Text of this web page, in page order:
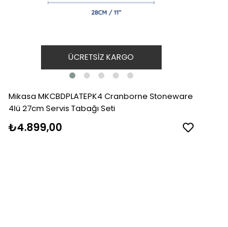
Mikasa MKCBDPLATEPK4 Cranborne Stoneware
4lü 27cm Servis Tabağı Seti
₺4.899,00
ÜCRETSIZ KARGO